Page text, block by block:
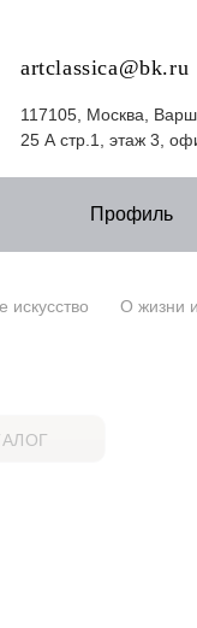
artclassica@bk.ru
117105, Москва,
25 А стр.1, этаж 3,
Профиль
искусство О жизни